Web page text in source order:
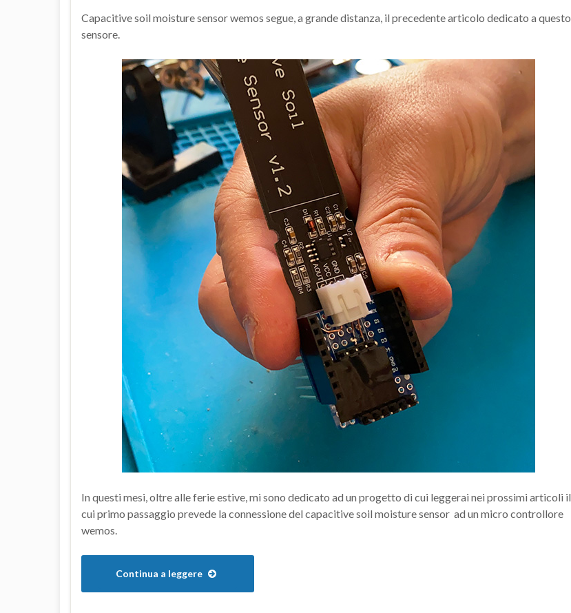
Capacitive soil moisture sensor wemos segue, a grande distanza, il precedente articolo dedicato a questo
sensore.
In questi mesi, oltre alle ferie estive, mi sono dedicato ad un progetto di cui leggerai nei prossimi articoli il
cui primo passaggio prevede la connessione del capacitive soil moisture sensor ad un micro controllore
wemos.
Continua a leggere